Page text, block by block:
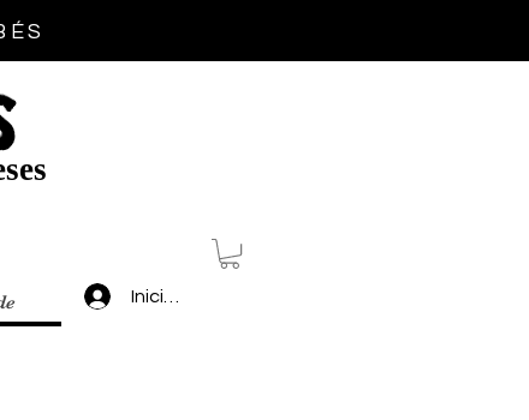
Inicia sesión